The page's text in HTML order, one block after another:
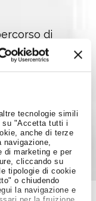
tecnologie simili
su "Accetta tutti i
anche di terze
marketing e per
cliccando su
tipologie di cookie
o chiudendo
la navigazione e
di